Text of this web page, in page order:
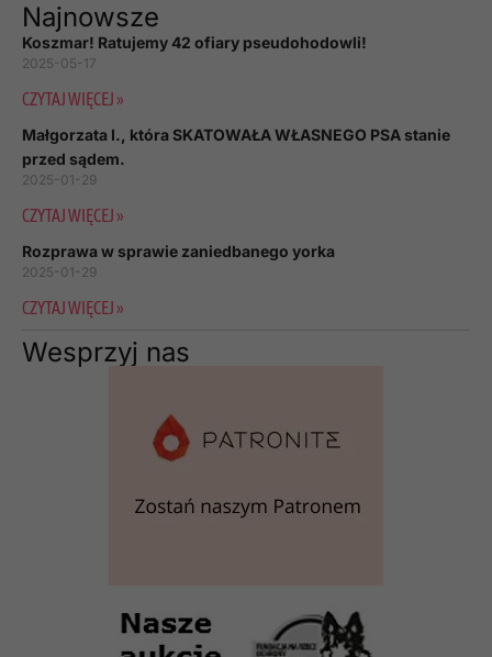
Najnowsze
Koszmar! Ratujemy 42 ofiary pseudohodowli!
2025-05-17
CZYTAJ WIĘCEJ »
Małgorzata I., która SKATOWAŁA WŁASNEGO PSA stanie
przed sądem.
2025-01-29
CZYTAJ WIĘCEJ »
Rozprawa w sprawie zaniedbanego yorka
2025-01-29
CZYTAJ WIĘCEJ »
Wesprzyj nas